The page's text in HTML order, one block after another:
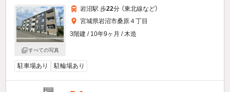
すべての写真
岩沼駅 歩22分 （東北線など）
宮城県岩沼市桑原４丁目
3階建 / 10年9ヶ月 / 木造
駐車場あり 駐輪場あり